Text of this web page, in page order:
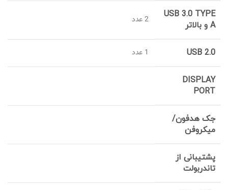
USB 3.0 TYPE
A و بالاتر
2 عدد
USB 2.0 1 عدد
DISPLAY
PORT
جک هدفون/
میکروفن
پشتیبانی از
تاندربولت